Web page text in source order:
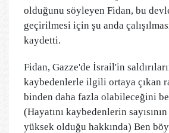
olduğunu söyleyen Fidan, bu
geçirilmesi için şu anda
kaydetti.
Fidan, Gazze'de İsrail'in
kaybedenlerle ilgili ortaya çıkan
binden daha fazla olabileceğini
(Hayatını kaybedenlerin
yüksek olduğu hakkında) Ben